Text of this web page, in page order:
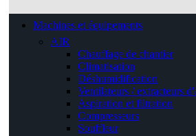
Machines et équipements
AIR
Chauffage de chantier
Climatisation
Déshumidification
Ventilateurs / extracteurs
Aspiration et filtration
Compresseurs
Souffleur